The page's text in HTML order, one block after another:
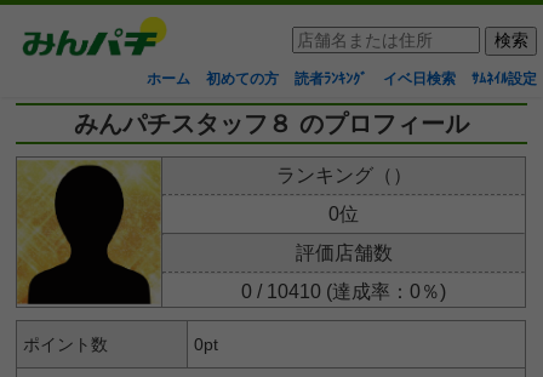
ホーム 初めての方 読者ﾗﾝｷﾝｸﾞ イベ日検索 ｻﾑﾈｲﾙ設定
みんパチスタッフ８ のプロフィール
ランキング（）
0位
評価店舗数
0 / 10410 (達成率：0％)
ポイント数 0pt